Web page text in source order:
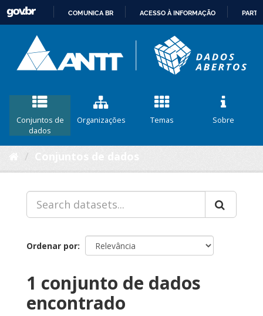
CONTEÚDO
COMUNICA BR ACESSO À INFORMAÇÃO
Conjuntos de
dados
Organizações Temas Sobre
Ordenar por
1 conjunto de dados
encontrado